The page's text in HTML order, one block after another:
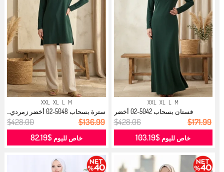
M
L
XL
XXL
فستان بسحاب 5042-02 أخضر
زمردي...
$428.06 $171.99
خاص لليوم $103.19
M
L
XL
XXL
سترة بسحاب 5048-02 أخضر زمردي...
$428.00 $136.99
خاص لليوم$82.19